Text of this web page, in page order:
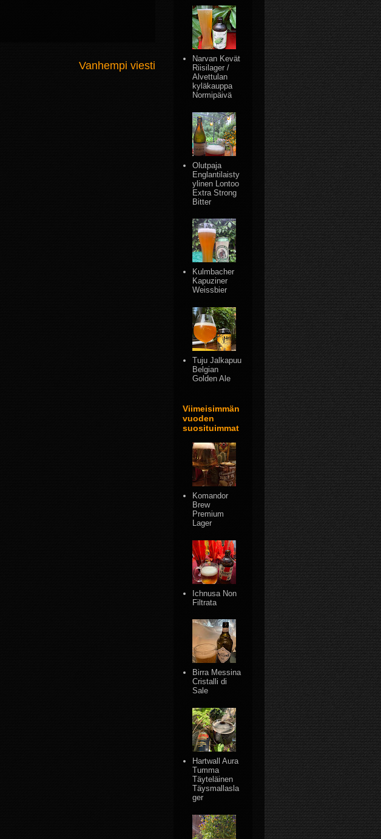
Vanhempi viesti
Narvan Kevät
Riisilager /
Alvettulan
kyläkauppa
Normipäivä
Olutpaja
Englantilaisty
ylinen Lontoo
Extra Strong
Bitter
Kulmbacher
Kapuziner
Weissbier
Tuju Jalkapuu
Belgian
Golden Ale
Viimeisimmän
vuoden
suosituimmat
Komandor
Brew
Premium
Lager
Ichnusa Non
Filtrata
Birra Messina
Cristalli di
Sale
Hartwall Aura
Tumma
Täyteläinen
Täysmallasla
ger